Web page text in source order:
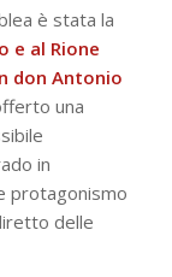
è stata la
e al Rione
don Antonio
una
in
protagonismo
delle